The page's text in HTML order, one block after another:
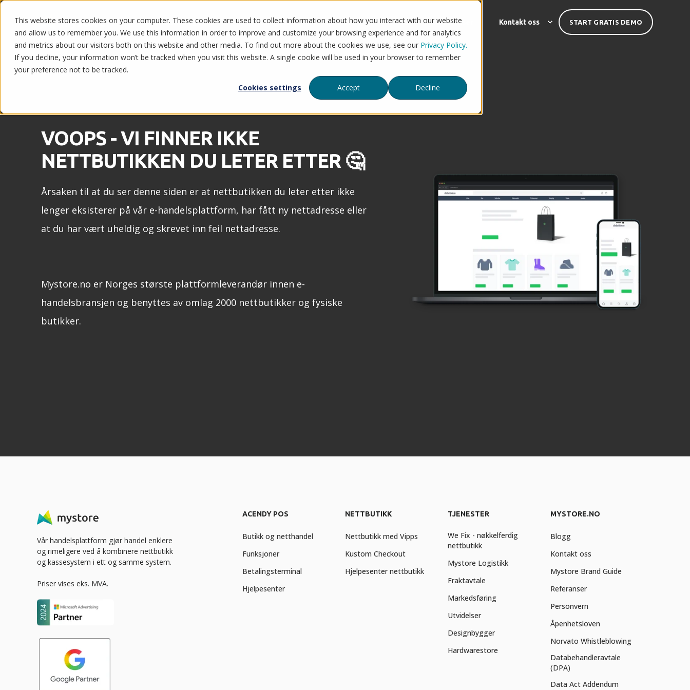
This website stores cookies on your computer. These cookies are used to collect information about how you interact with our website
and allow us to remember you. We use this information in order to improve and customize your browsing experience and for analytics
and metrics about our visitors both on this website and other media. To find out more about the cookies we use, see our Privacy Policy.
If you decline, your information won’t be tracked when you visit this website. A single cookie will be used in your browser to remember
your preference not to be tracked.
Cookies settings
Accept Decline
Nettbutikk og POS Flytt til Mystore Tjenester Priser Referanser Kontakt oss START GRATIS DEMO
VOOPS - VI FINNER IKKE
NETTBUTIKKEN DU LETER ETTER 🤔
Årsaken til at du ser denne siden er at nettbutikken du leter etter ikke
lenger eksisterer på vår e-handelsplattform, har fått ny nettadresse eller
at du har vært uheldig og skrevet inn feil nettadresse.
Mystore.no er Norges største plattformleverandør innen e-
handelsbransjen og benyttes av omlag 2000 nettbutikker og fysiske
butikker.
Vår handelsplattform gjør handel enklere
og rimeligere ved å kombinere nettbutikk
og kassesystem i ett og samme system.
Priser vises eks. MVA.
ACENDY POS
Butikk og netthandel
Funksjoner
Betalingsterminal
Hjelpesenter
NETTBUTIKK
Nettbutikk med Vipps
Kustom Checkout
Hjelpesenter nettbutikk
TJENESTER
We Fix - nøkkelferdig
nettbutikk
Mystore Logistikk
Fraktavtale
Markedsføring
Utvidelser
Designbygger
Hardwarestore
MYSTORE.NO
Blogg
Kontakt oss
Mystore Brand Guide
Referanser
Personvern
Åpenhetsloven
Norvato Whistleblowing
Databehandleravtale
(DPA)
Data Act Addendum